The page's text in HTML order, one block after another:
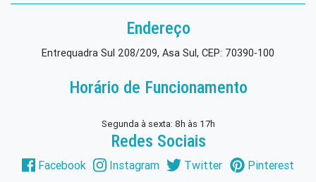
Endereço
Entrequadra Sul 208/209, Asa Sul, CEP: 70390-100
Horário de Funcionamento
Segunda à sexta: 8h às 17h
Redes Sociais
Facebook Instagram Twitter Pinterest